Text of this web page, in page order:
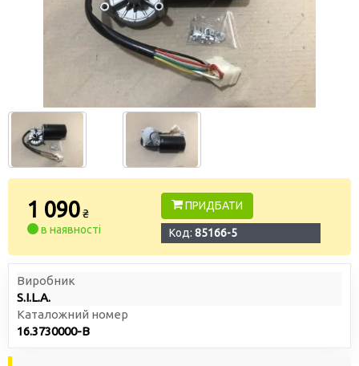
1 090₴
в наявності
ПРИДБАТИ
Код: 85166-5
Виробник
S.I.L.A.
Каталожний номер
16.3730000-В